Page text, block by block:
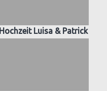
Hochzeit Luisa & Patrick